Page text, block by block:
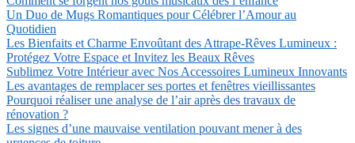
Un Duo de Mugs Romantiques pour Célébrer l’Amour au
Quotidien
Les Bienfaits et Charme Envoûtant des Attrape-Rêves Lumineux :
Protégez Votre Espace et Invitez les Beaux Rêves
Sublimez Votre Intérieur avec Nos Accessoires Lumineux Innovants
Les avantages de remplacer ses portes et fenêtres vieillissantes
Pourquoi réaliser une analyse de l’air après des travaux de
rénovation ?
Les signes d’une mauvaise ventilation pouvant mener à des